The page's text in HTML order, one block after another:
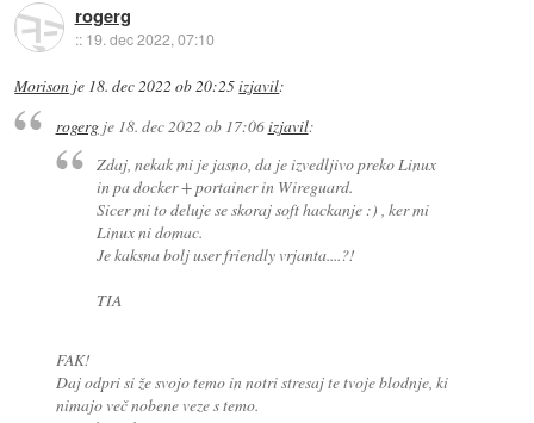
rogerg
:: 19. dec 2022, 07:10
Morison je 18. dec 2022 ob 20:25izjavil:
rogergje 18. dec 2022 ob 17:06izjavil:
Zdaj, nekak mi je jasno, da je izvedljivo preko Linux
in pa docker + portainer in Wireguard.
Sicer mi to deluje se skoraj soft hackanje :) , ker mi
Linux ni domac.
Je kaksna bolj user friendly vrjanta....?!
TIA
FAK!
Daj odpri si že svojo temo in notri stresaj te tvoje blodnje, ki
nimajo več nobene veze s temo.